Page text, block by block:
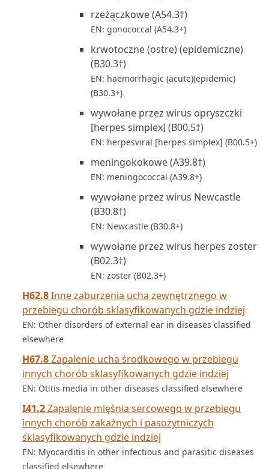
rzeżączkowe (A54.3†)
EN: gonococcal (A54.3+)
krwotoczne (ostre) (epidemiczne)
(B30.3†)
EN: haemorrhagic (acute)(epidemic)
(B30.3+)
wywołane przez wirus opryszczki
[herpes simplex] (B00.5†)
EN: herpesviral [herpes simplex] (B00.5+)
meningokokowe (A39.8†)
EN: meningococcal (A39.8+)
wywołane przez wirus Newcastle
(B30.8†)
EN: Newcastle (B30.8+)
wywołane przez wirus herpes zoster
(B02.3†)
EN: zoster (B02.3+)
H62.8Inne zaburzenia ucha zewnętrznego w
przebiegu chorób sklasyfikowanych gdzie indziej
EN: Other disorders of external ear in diseases classified
elsewhere
H67.8Zapalenie ucha środkowego w przebiegu
innych chorób sklasyfikowanych gdzie indziej
EN: Otitis media in other diseases classified elsewhere
I41.2Zapalenie mięśnia sercowego w przebiegu
innych chorób zakaźnych i pasożytniczych
sklasyfikowanych gdzie indziej
EN: Myocarditis in other infectious and parasitic diseases
classified elsewhere